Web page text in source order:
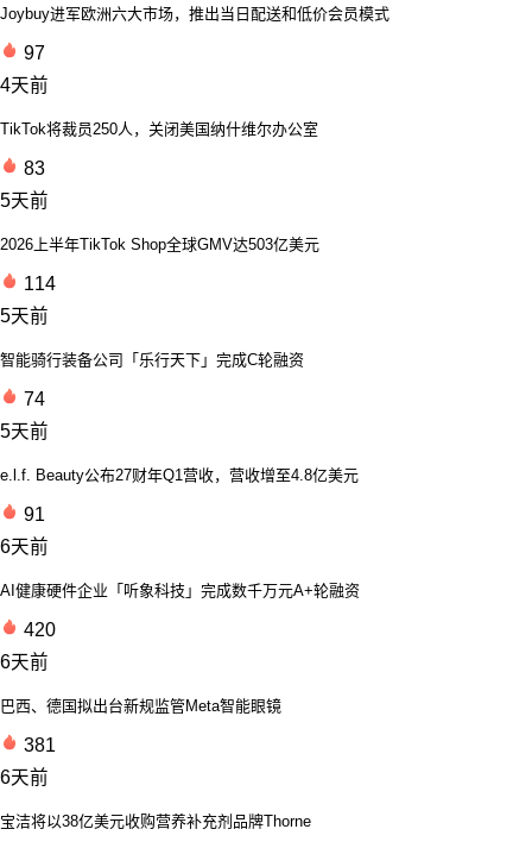
Joybuy进军欧洲六大市场，推出当日配送和低价会员模式
97
4天前
TikTok将裁员250人，关闭美国纳什维尔办公室
83
5天前
2026上半年TikTok Shop全球GMV达503亿美元
114
5天前
智能骑行装备公司「乐行天下」完成C轮融资
74
5天前
e.l.f. Beauty公布27财年Q1营收，营收增至4.8亿美元
91
6天前
AI健康硬件企业「听象科技」完成数千万元A+轮融资
420
6天前
巴西、德国拟出台新规监管Meta智能眼镜
381
6天前
宝洁将以38亿美元收购营养补充剂品牌Thorne